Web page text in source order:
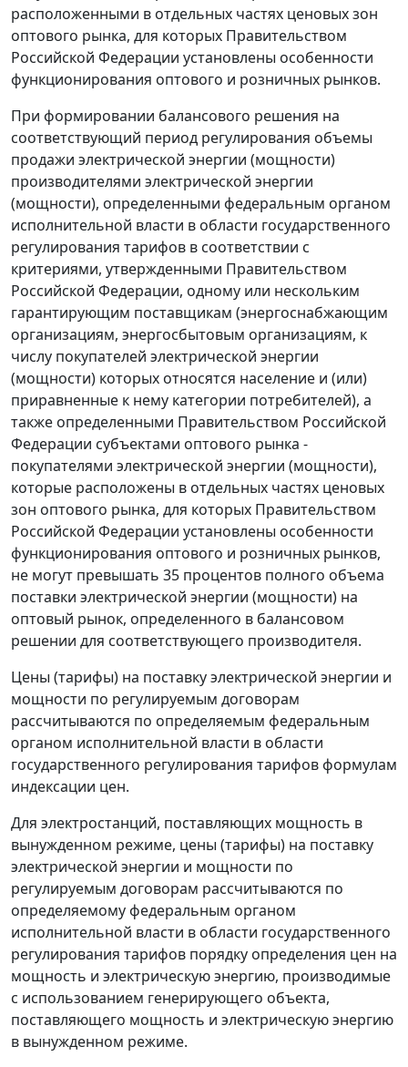
расположенными в отдельных частях ценовых зон
оптового рынка, для которых Правительством
Российской Федерации установлены особенности
функционирования оптового и розничных рынков.
При формировании балансового решения на
соответствующий период регулирования объемы
продажи электрической энергии (мощности)
производителями электрической энергии
(мощности), определенными федеральным органом
исполнительной власти в области государственного
регулирования тарифов в соответствии с
критериями, утвержденными Правительством
Российской Федерации, одному или нескольким
гарантирующим поставщикам (энергоснабжающим
организациям, энергосбытовым организациям, к
числу покупателей электрической энергии
(мощности) которых относятся население и (или)
приравненные к нему категории потребителей), а
также определенными Правительством Российской
Федерации субъектами оптового рынка -
покупателями электрической энергии (мощности),
которые расположены в отдельных частях ценовых
зон оптового рынка, для которых Правительством
Российской Федерации установлены особенности
функционирования оптового и розничных рынков,
не могут превышать 35 процентов полного объема
поставки электрической энергии (мощности) на
оптовый рынок, определенного в балансовом
решении для соответствующего производителя.
Цены (тарифы) на поставку электрической энергии и
мощности по регулируемым договорам
рассчитываются по определяемым федеральным
органом исполнительной власти в области
государственного регулирования тарифов формулам
индексации цен.
Для электростанций, поставляющих мощность в
вынужденном режиме, цены (тарифы) на поставку
электрической энергии и мощности по
регулируемым договорам рассчитываются по
определяемому федеральным органом
исполнительной власти в области государственного
регулирования тарифов порядку определения цен на
мощность и электрическую энергию, производимые
с использованием генерирующего объекта,
поставляющего мощность и электрическую энергию
в вынужденном режиме.